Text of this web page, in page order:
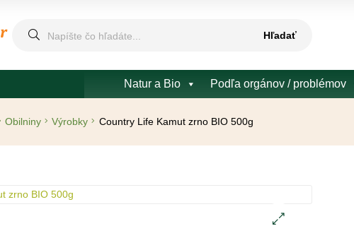
Hľadať
Natur a Bio Podľa orgánov / problémov
Obilniny Výrobky Country Life Kamut zrno BIO 500g